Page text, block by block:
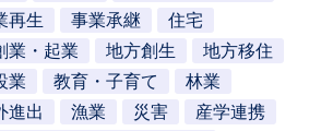
再生 事業承継
住宅
業・起業 地方創生
地方移住
業 教育・子育て
林業
進出 漁業 災害
産学連携